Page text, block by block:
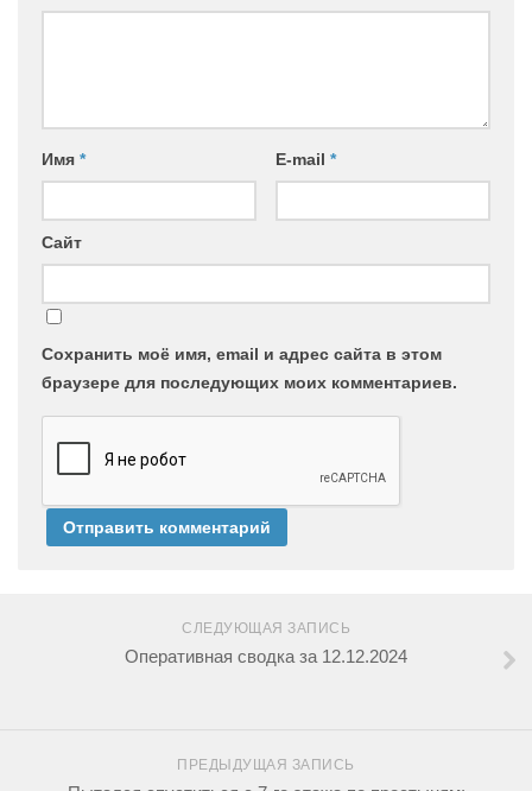
Имя * E-mail *
Сайт
Сохранить моё имя, email и адрес сайта в этом
браузере для последующих моих комментариев.
СЛЕДУЮЩАЯ ЗАПИСЬ
Оперативная сводка за 12.12.2024
ПРЕДЫДУЩАЯ ЗАПИСЬ